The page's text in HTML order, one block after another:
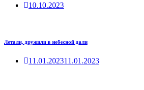
10.10.2023
Летали, дружили в небесной дали
11.01.202311.01.2023